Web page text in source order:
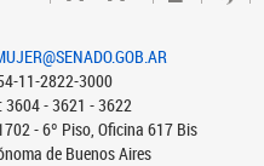
11-2822-3000
3604 - 3621 - 3622
- 6º Piso, Oficina 617 Bis
de Buenos Aires